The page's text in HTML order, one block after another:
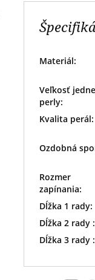
Materiál:
Veľkosť
perly:
Kvalita perál:
Ozdobná
Rozmer
zapínania:
Dĺžka 1 rady:
Dĺžka 2 rady :
Dĺžka 3 rady :